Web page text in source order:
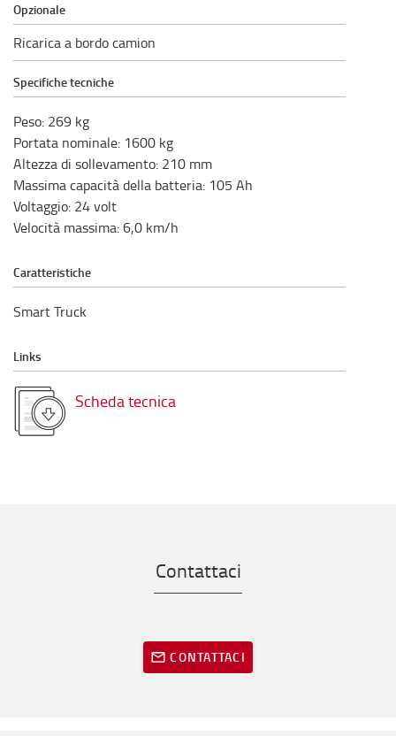
Opzionale
Ricarica a bordo camion
Specifiche tecniche
Peso: 269 kg
Portata nominale: 1600 kg
Altezza di sollevamento: 210 mm
Massima capacità della batteria: 105 Ah
Voltaggio: 24volt
Velocità massima:6,0 km/h
Caratteristiche
Smart Truck
Links
Scheda tecnica
Contattaci
CONTATTACI